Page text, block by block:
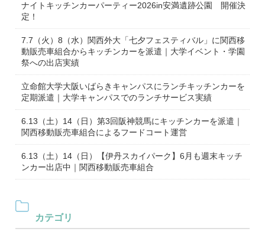
ナイトキッチンカーパーティー2026in安満遺跡公園 開催決
定！
7.7（火）8（水）関西外大「七夕フェスティバル」に関西移
動販売車組合からキッチンカーを派遣｜大学イベント・学園
祭への出店実績
立命館大学大阪いばらきキャンパスにランチキッチンカーを
定期派遣｜大学キャンパスでのランチサービス実績
6.13（土）14（日）第3回阪神競馬にキッチンカーを派遣｜
関西移動販売車組合によるフードコート運営
6.13（土）14（日）【伊丹スカイパーク】6月も週末キッチ
ンカー出店中｜関西移動販売車組合
カテゴリ